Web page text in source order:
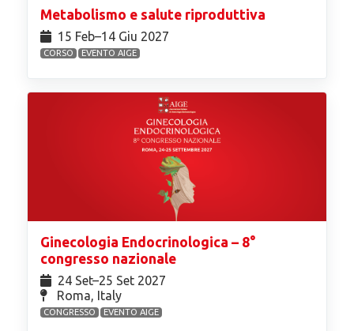
Metabolismo e salute riproduttiva
15 Feb⁠–14 Giu 2027
CORSO EVENTO AIGE
Ginecologia Endocrinologica – 8°
congresso nazionale
24 Set⁠–25 Set 2027
Roma, Italy
CONGRESSO EVENTO AIGE